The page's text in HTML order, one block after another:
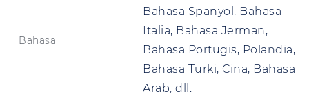
Bahasa
Bahasa Spanyol, Bahasa
Italia, Bahasa Jerman,
Bahasa Portugis, Polandia,
Bahasa Turki, Cina, Bahasa
Arab, dll.